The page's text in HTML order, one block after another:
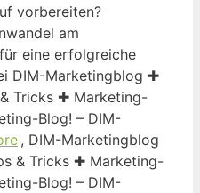
vorbereiten?
am
eine erfolgreiche
DIM-Marketingblog ✚
Tricks ✚ Marketing-
Blog! – DIM-
, DIM-Marketingblog
& Tricks ✚ Marketing-
Blog! – DIM-